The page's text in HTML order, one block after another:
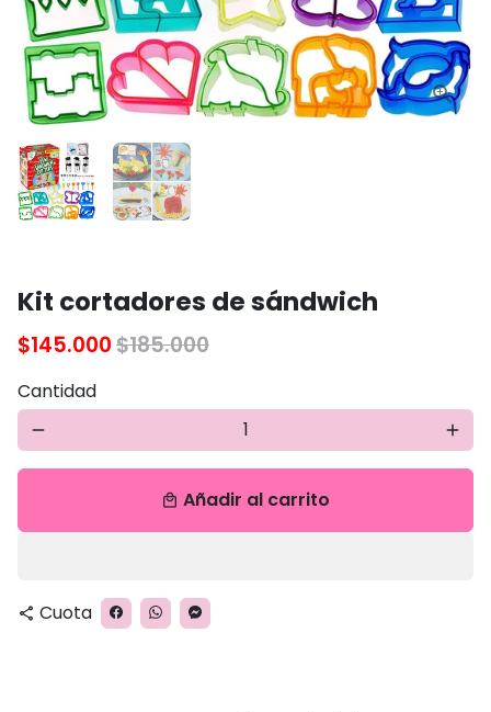
Kit cortadores de sándwich
$145.000$185.000
Cantidad
remove add
local_mall Añadir al carrito
share Cuota